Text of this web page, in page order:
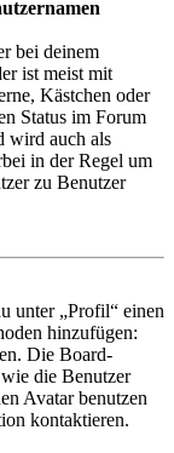
bei deinem
ist meist mit
Kästchen oder
Status im Forum
wird auch als
in der Regel um
zu Benutzer
unter „Profil“ einen
hinzufügen:
Die Board-
die Benutzer
Avatar benutzen
kontaktieren.